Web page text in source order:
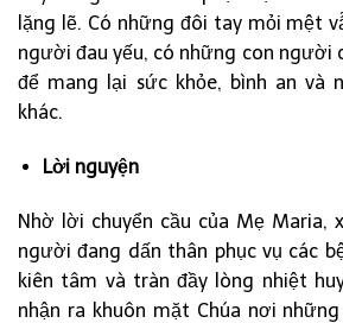
lặng lẽ. Có những đôi tay mỏi mệt
người đau yếu, có những con người
để mang lại sức khỏe, bình an và
khác.
Lời nguyện
Nhờ lời chuyển cầu của Mẹ Maria,
người đang dấn thân phục vụ các
kiên tâm và tràn đầy lòng nhiệt
nhận ra khuôn mặt Chúa nơi